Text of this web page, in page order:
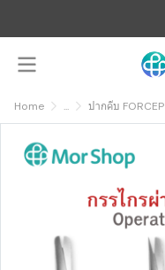
Home ... ปากคีบ FORCEP